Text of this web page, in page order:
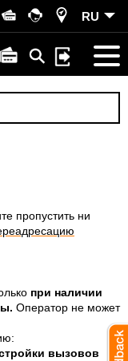
RU
пропустить ни
при наличии
Оператор не может
вызовов